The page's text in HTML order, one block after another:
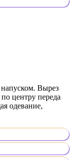
Вырез
центру переда
одевание,